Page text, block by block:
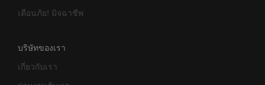
เตือนภัย! มิจฉาชีพ
บริษัทของเรา
เกี่ยวกับเรา